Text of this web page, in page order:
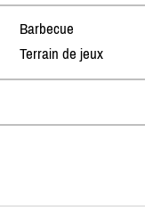
Barbecue
Terrain de jeux